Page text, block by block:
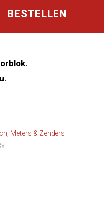
BESTELLEN
Meters & Zenders